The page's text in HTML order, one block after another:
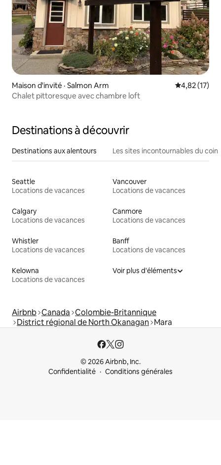
Maison d'invité · Salmon Arm Note
4,82 (17)
Chalet pittoresque avec chambre loft
Destinations à découvrir
Destinations aux alentours Les sites incontournables du coin
Seattle
Locations de vacances
Vancouver
Locations de vacances
Calgary
Locations de vacances
Canmore
Locations de vacances
Whistler
Locations de vacances
Banff
Locations de vacances
Kelowna
Locations de vacances
Voir plus d'éléments
Airbnb Canada Colombie-Britannique
District régional de North Okanagan Mara
© 2026 Airbnb, Inc.
Confidentialité
Conditions générales